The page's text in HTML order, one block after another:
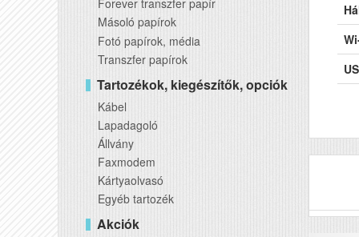
Forever transzfer papír
Másoló papírok
Fotó papírok, média
Transzfer papírok
Tartozékok, kiegészítők, opciók
Kábel
Lapadagoló
Állvány
Faxmodem
Kártyaolvasó
Egyéb tartozék
Akciók